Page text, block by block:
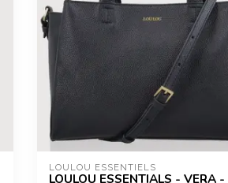
LOULOU ESSENTIELS
LOULOU ESSENTIALS - VERA